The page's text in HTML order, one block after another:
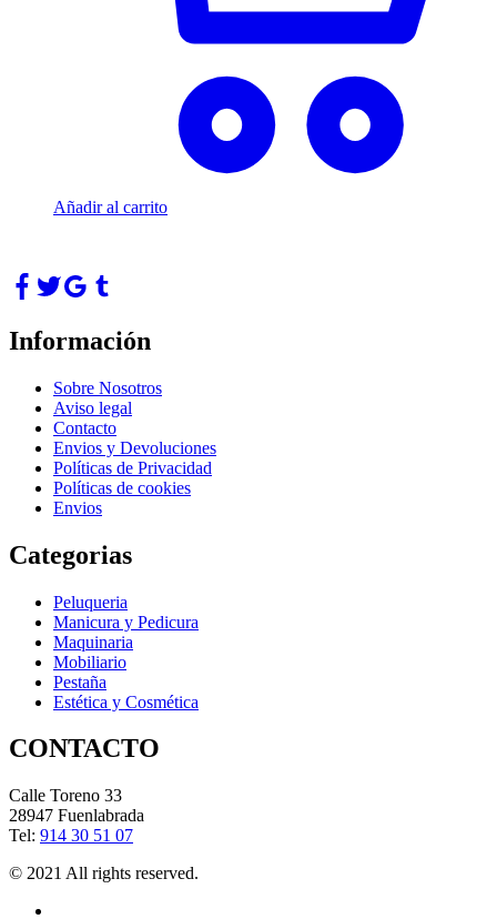
Añadir al carrito
Información
Sobre Nosotros
Aviso legal
Contacto
Envios y Devoluciones
Políticas de Privacidad
Políticas de cookies
Envios
Categorias
Peluqueria
Manicura y Pedicura
Maquinaria
Mobiliario
Pestaña
Estética y Cosmética
CONTACTO
Calle Toreno 33
28947 Fuenlabrada
Tel: 914 30 51 07
© 2021 All rights reserved.